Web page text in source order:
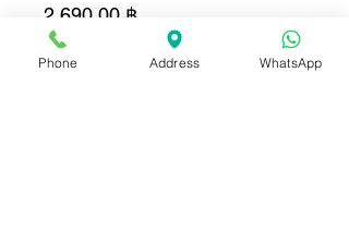
2 690,00 ฿Цена
Количество
Phone Address WhatsApp